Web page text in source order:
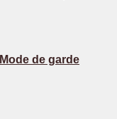
Mode de garde